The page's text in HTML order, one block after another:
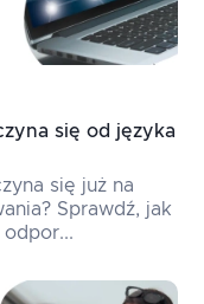
się od języka
się już na
Sprawdź, jak